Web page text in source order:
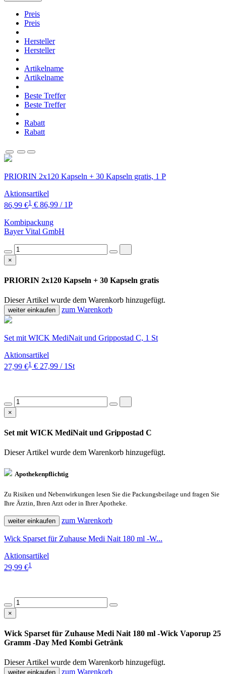
Preis
Preis
Hersteller
Hersteller
Artikelname
Artikelname
Beste Treffer
Beste Treffer
Rabatt
Rabatt
PRIORIN 2x120 Kapseln + 30 Kapseln gratis, 1 P
Aktionsartikel
86,99 €1 € 86,99 / 1P
Kombipackung
Bayer Vital GmbH
×
PRIORIN 2x120 Kapseln + 30 Kapseln gratis
Dieser Artikel wurde dem Warenkorb hinzugefügt.
weiter einkaufen zum Warenkorb
Set mit WICK MediNait und Grippostad C, 1 St
Aktionsartikel
27,99 €1 € 27,99 / 1St
×
Set mit WICK MediNait und Grippostad C
Dieser Artikel wurde dem Warenkorb hinzugefügt.
Apothekenpflichtig
Zu Risiken und Nebenwirkungen lesen Sie die Packungsbeilage und fragen Sie
Ihre Ärztin, Ihren Arzt oder in Ihrer Apotheke.
weiter einkaufen zum Warenkorb
Wick Sparset für Zuhause Medi Nait 180 ml -W...
Aktionsartikel
29,99 €1
×
Wick Sparset für Zuhause Medi Nait 180 ml -Wick Vaporup 25
Gramm -Day Med Kombi Getränk
Dieser Artikel wurde dem Warenkorb hinzugefügt.
weiter einkaufen zum Warenkorb